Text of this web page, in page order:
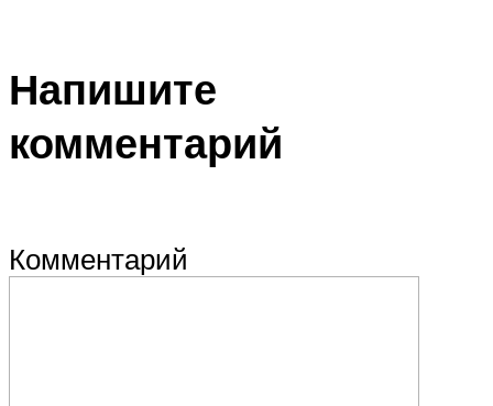
Напишите
комментарий
Комментарий